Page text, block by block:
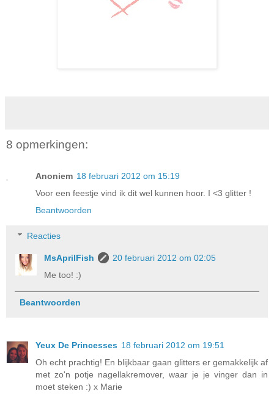
8 opmerkingen:
Anoniem 18 februari 2012 om 15:19
Voor een feestje vind ik dit wel kunnen hoor. I <3 glitter !
Beantwoorden
Reacties
MsAprilFish
20 februari 2012 om 02:05
Me too! :)
Beantwoorden
Yeux De Princesses 18 februari 2012 om 19:51
Oh echt prachtig! En blijkbaar gaan glitters er gemakkelijk af
met zo'n potje nagellakremover, waar je je vinger dan in
moet steken :) x Marie